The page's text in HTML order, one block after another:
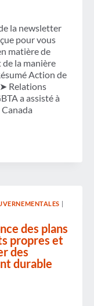
la newsletter
pour vous
matière de
la manière
Action de
Relations
a assisté à
|
des plans
propres et
des
durable